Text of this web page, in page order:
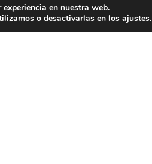
en nuestra web.
o desactivarlas en losajustes.